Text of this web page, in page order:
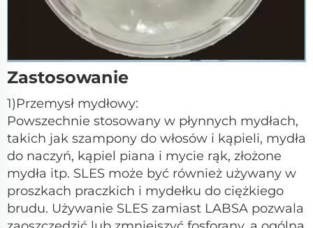
Zastosowanie
1)Przemysł mydłowy:
Powszechnie stosowany w płynnych mydłach,
takich jak szampony do włosów i kąpieli, mydła
do naczyń, kąpiel piana i mycie rąk, złożone
mydła itp. SLES może być również używany w
proszkach praczkich i mydełku do ciężkiego
brudu. Używanie SLES zamiast LABSA pozwala